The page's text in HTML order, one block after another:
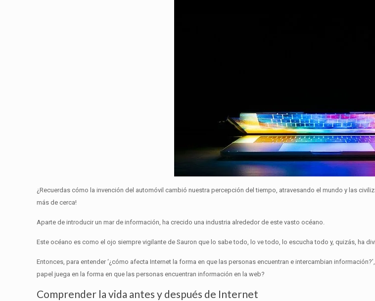
¿Recuerdas cómo la invención del automóvil cambió nuestra percepción del tiempo, atravesando el mundo y las
más de cerca!
Aparte de introducir un mar de información, ha crecido una industria alrededor de este vasto océano.
Este océano es como el ojo siempre vigilante de Sauron que lo sabe todo, lo ve todo, lo escucha todo y, quizás, ha
Entonces, para entender ‘¿cómo afecta Internet la forma en que las personas encuentran e intercambian
papel juega en la forma en que las personas encuentran información en la web?
Comprender la vida antes y después de Internet